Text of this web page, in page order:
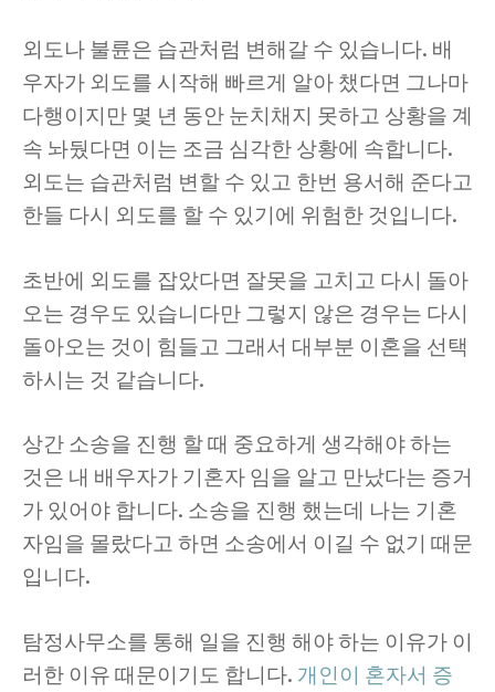
외도나 불륜은 습관처럼 변해갈 수 있습니다. 배
우자가 외도를 시작해 빠르게 알아 챘다면 그나마
다행이지만 몇 년 동안 눈치채지 못하고 상황을 계
속 놔뒀다면 이는 조금 심각한 상황에 속합니다.
외도는 습관처럼 변할 수 있고 한번 용서해 준다고
한들 다시 외도를 할 수 있기에 위험한 것입니다.
초반에 외도를 잡았다면 잘못을 고치고 다시 돌아
오는 경우도 있습니다만 그렇지 않은 경우는 다시
돌아오는 것이 힘들고 그래서 대부분 이혼을 선택
하시는 것 같습니다.
상간 소송을 진행 할 때 중요하게 생각해야 하는
것은 내 배우자가 기혼자 임을 알고 만났다는 증거
가 있어야 합니다. 소송을 진행 했는데 나는 기혼
자임을 몰랐다고 하면 소송에서 이길 수 없기 때문
입니다.
탐정사무소를 통해 일을 진행 해야 하는 이유가 이
러한 이유 때문이기도 합니다. 개인이 혼자서 증